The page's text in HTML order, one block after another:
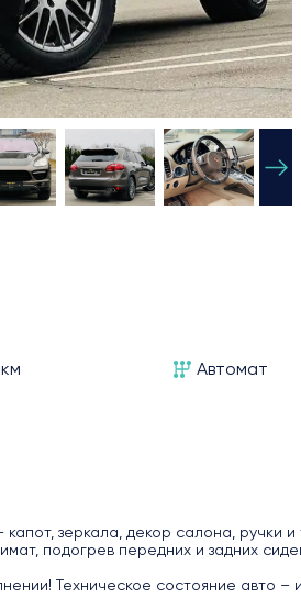
Автомат
зеркала, декор салона, ручки
подогрев передних и задних
Техническое состояние авто